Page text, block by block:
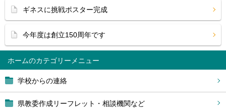
ホーム
学校からの連絡
県教委作成リーフレット・相談機関など
ギネスに挑戦ポスター完成
今年度は創立150周年です